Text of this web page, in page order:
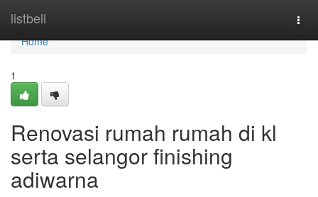
listbell
Home
Home
1
Renovasi rumah rumah di kl
serta selangor finishing
adiwarna